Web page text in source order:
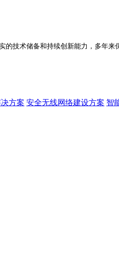
的技术储备和持续创新能力，多年
方案 安全无线网络建设方案 智